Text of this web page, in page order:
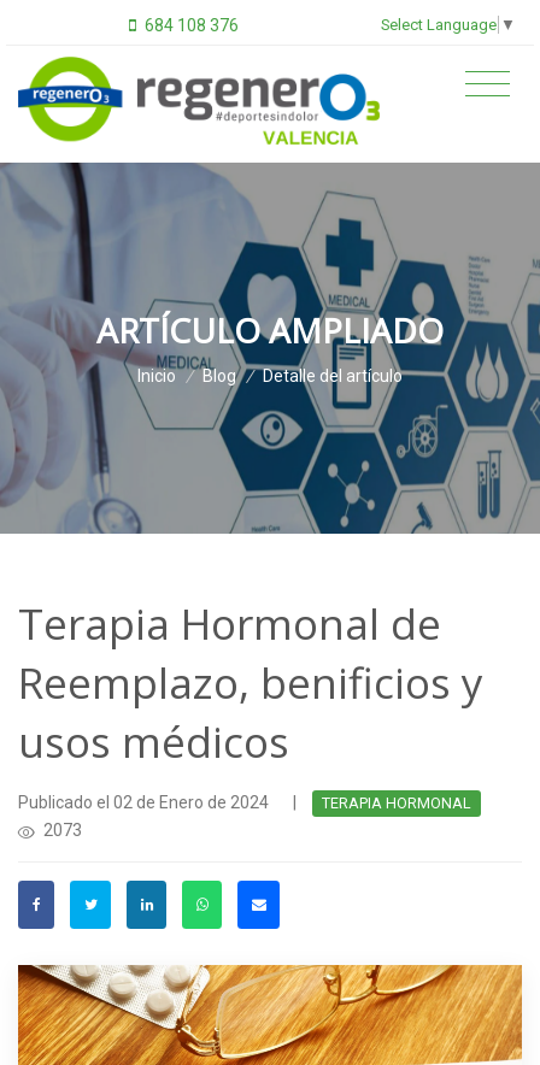
684 108 376 Select Language ▼
ARTÍCULO AMPLIADO
Inicio / Blog / Detalle del artículo
Terapia Hormonal de
Reemplazo, benificios y
usos médicos
Publicado el 02 de Enero de 2024 TERAPIA HORMONAL
2073